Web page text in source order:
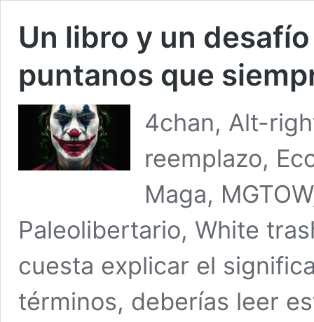
Un libro y un
puntanos que
4chan, Alt-
reemplazo,
Maga,
Paleolibertario, White
cuesta explicar el
términos, deberías leer